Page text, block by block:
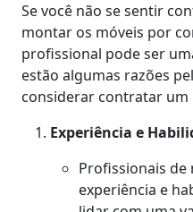
Se você não se sentir
montar os móveis por
profissional pode ser
estão algumas razões
considerar contratar
Experiência e
Profissionais
experiência e